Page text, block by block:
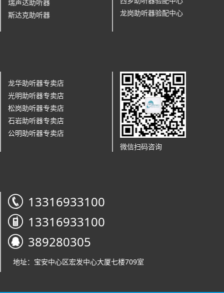
瑞声达助听器
斯达克助听器
龙岗助听器验配中心
龙华助听器专卖店
光明助听器专卖店
松岗助听器专卖店
石岩助听器专卖店
公明助听器专卖店
微信扫码咨询
13316933100
13316933100
389280305
地址：宝安中心区宏发中心大厦七楼709室